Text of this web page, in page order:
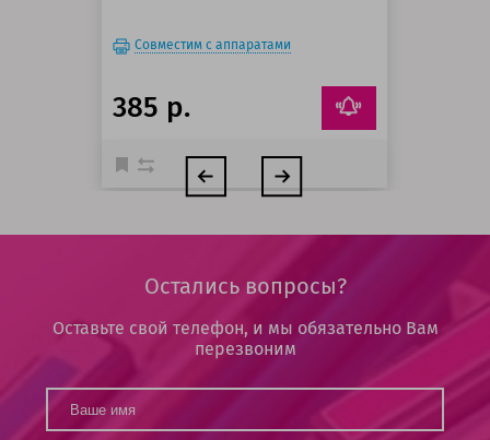
Совместим с аппаратами
385 р.
Остались вопросы?
Оставьте свой телефон, и мы обязательно Вам
перезвоним